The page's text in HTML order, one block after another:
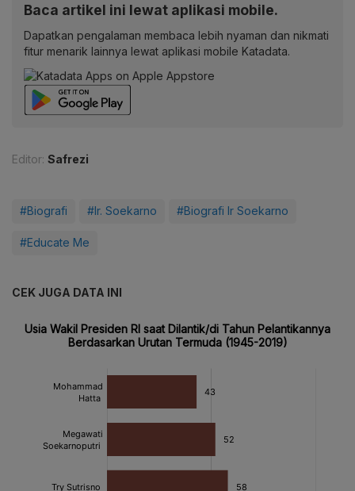
Baca artikel ini lewat aplikasi mobile.
Dapatkan pengalaman membaca lebih nyaman dan nikmati
fitur menarik lainnya lewat aplikasi mobile Katadata.
Editor: Safrezi
#Biografi #Ir. Soekarno #Biografi Ir Soekarno
#Educate Me
CEK JUGA DATA INI